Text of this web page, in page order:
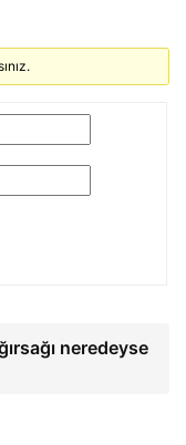
neredeyse